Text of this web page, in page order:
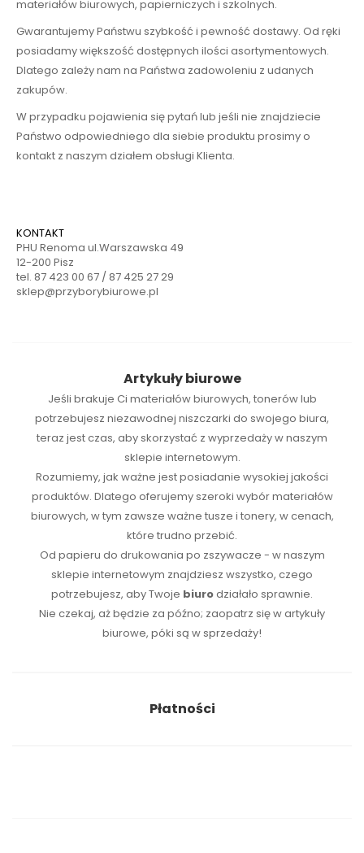
materiałów biurowych, papierniczych i szkolnych.
Gwarantujemy Państwu szybkość i pewność dostawy. Od ręki
posiadamy większość dostępnych ilości asortymentowych.
Dlatego zależy nam na Państwa zadowoleniu z udanych
zakupów.
W przypadku pojawienia się pytań lub jeśli nie znajdziecie
Państwo odpowiedniego dla siebie produktu prosimy o
kontakt z naszym działem obsługi Klienta.
KONTAKT
PHU Renoma ul.Warszawska 49
12-200 Pisz
tel. 87 423 00 67 / 87 425 27 29
sklep@przyborybiurowe.pl
Artykuły biurowe
Jeśli brakuje Ci materiałów biurowych, tonerówlub
potrzebujesz niezawodnej niszczarki do swojego biura,
teraz jest czas, aby skorzystać z wyprzedaży w naszym
sklepie internetowym.
Rozumiemy, jak ważne jest posiadanie wysokiej jakości
produktów. Dlatego oferujemy szeroki wybór materiałów
biurowych, w tym zawsze ważne tusze i tonery, w cenach,
które trudno przebić.
Od papieru do drukowania po zszywacze - w naszym
sklepie internetowym znajdziesz wszystko, czego
potrzebujesz, aby Twoje biurodziałało sprawnie.
Nie czekaj, aż będzie za późno; zaopatrz się w artykuły
biurowe, póki są w sprzedaży!
Płatności